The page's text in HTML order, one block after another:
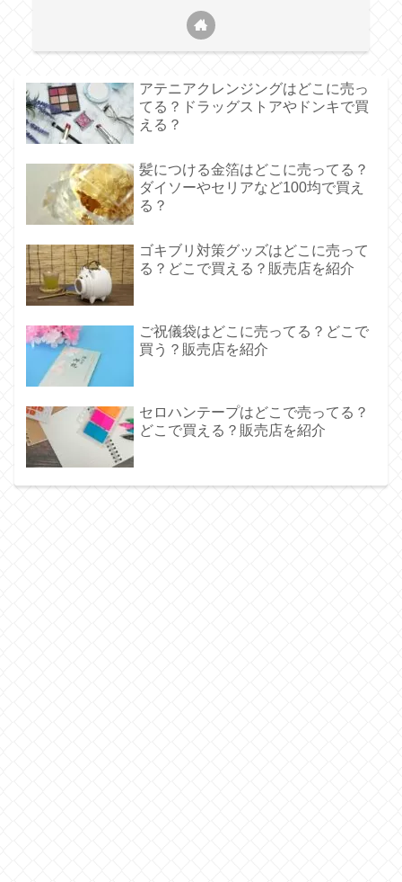
アテニアクレンジングはどこに売っ
てる？ドラッグストアやドンキで買
える？
髪につける金箔はどこに売ってる？
ダイソーやセリアなど100均で買え
る？
ゴキブリ対策グッズはどこに売って
る？どこで買える？販売店を紹介
ご祝儀袋はどこに売ってる？どこで
買う？販売店を紹介
セロハンテープはどこで売ってる？
どこで買える？販売店を紹介